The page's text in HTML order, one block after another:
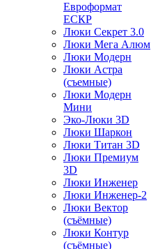
Евроформат
ЕСКР
Люки Секрет 3.0
Люки Мега Алюм
Люки Модерн
Люки Астра
(съемные)
Люки Модерн
Мини
Эко-Люки 3D
Люки Шаркон
Люки Титан 3D
Люки Премиум
3D
Люки Инженер
Люки Инженер-2
Люки Вектор
(съёмные)
Люки Контур
(съёмные)